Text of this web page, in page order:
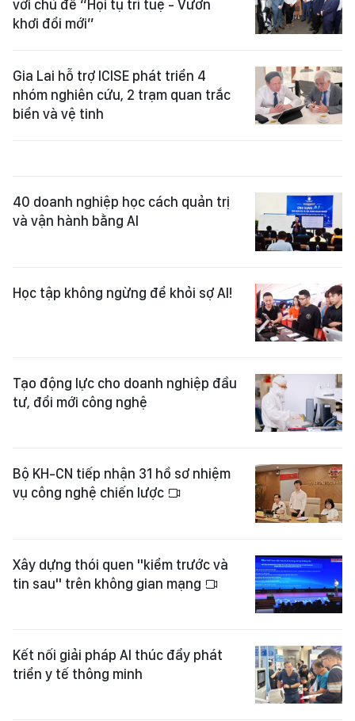
với chủ đề “Hội tụ trí tuệ - Vươn
khơi đổi mới”
Gia Lai hỗ trợ ICISE phát triển 4
nhóm nghiên cứu, 2 trạm quan trắc
biển và vệ tinh
40 doanh nghiệp học cách quản trị
và vận hành bằng AI
Học tập không ngừng để khỏi sợ AI!
Tạo động lực cho doanh nghiệp đầu
tư, đổi mới công nghệ
Bộ KH-CN tiếp nhận 31 hồ sơ nhiệm
vụ công nghệ chiến lược
Xây dựng thói quen "kiểm trước và
tin sau" trên không gian mạng
Kết nối giải pháp AI thúc đẩy phát
triển y tế thông minh